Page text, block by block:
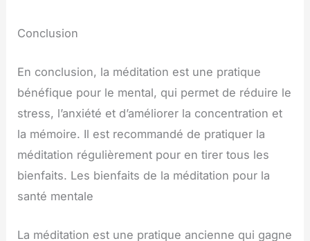
Conclusion
En conclusion, la méditation est une pratique
bénéfique pour le mental, qui permet de réduire le
stress, l’anxiété et d’améliorer la concentration et
la mémoire. Il est recommandé de pratiquer la
méditation régulièrement pour en tirer tous les
bienfaits. Les bienfaits de la méditation pour la
santé mentale
La méditation est une pratique ancienne qui gagne